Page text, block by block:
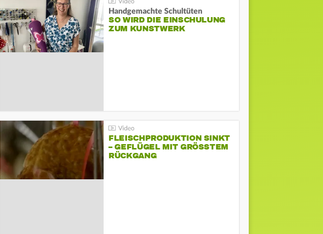
Handgemachte Schultüten
SO WIRD DIE EINSCHULUNG
ZUM KUNSTWERK
FLEISCHPRODUKTION SINKT
– GEFLÜGEL MIT GRÖSSTEM R
ÜCKGANG